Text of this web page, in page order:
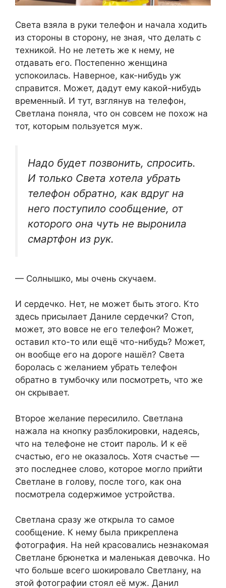
Света взяла в руки телефон и начала ходить
из стороны в сторону, не зная, что делать с
техникой. Но не лететь же к нему, не
отдавать его. Постепенно женщина
успокоилась. Наверное, как-нибудь уж
справится. Может, дадут ему какой-нибудь
временный. И тут, взглянув на телефон,
Светлана поняла, что он совсем не похож на
тот, которым пользуется муж.
Надо будет позвонить, спросить.
И только Света хотела убрать
телефон обратно, как вдруг на
него поступило сообщение, от
которого она чуть не выронила
смартфон из рук.
— Солнышко, мы очень скучаем.
И сердечко. Нет, не может быть этого. Кто
здесь присылает Даниле сердечки? Стоп,
может, это вовсе не его телефон? Может,
оставил кто-то или ещё что-нибудь? Может,
он вообще его на дороге нашёл? Света
боролась с желанием убрать телефон
обратно в тумбочку или посмотреть, что же
он скрывает.
Второе желание пересилило. Светлана
нажала на кнопку разблокировки, надеясь,
что на телефоне не стоит пароль. И к её
счастью, его не оказалось. Хотя счастье —
это последнее слово, которое могло прийти
Светлане в голову, после того, как она
посмотрела содержимое устройства.
Светлана сразу же открыла то самое
сообщение. К нему была прикреплена
фотография. На ней красовались незнакомая
Светлане брюнетка и маленькая девочка. Но
что больше всего шокировало Светлану, на
этой фотографии стоял её муж. Данил